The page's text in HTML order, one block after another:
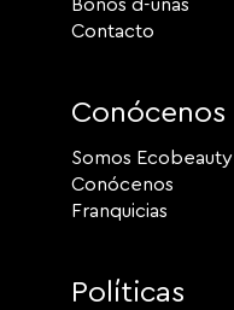
Bonos d-uñas
Contacto
Conócenos
Somos Ecobeauty
Conócenos
Franquicias
Políticas